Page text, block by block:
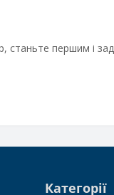
станьте першим і
Категорії